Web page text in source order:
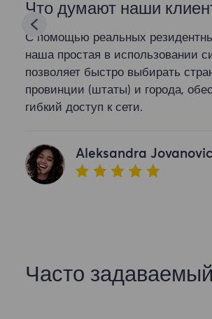
Что думают наши
С помощью реальных
наша простая в использовании
позволяет быстро выбирать
провинции (штаты) и города,
гибкий доступ к сети.
Aleksandra Jovanovic
Часто